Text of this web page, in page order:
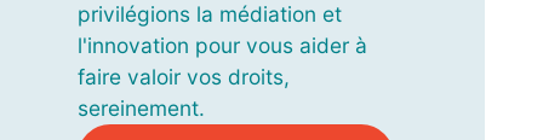
privilégions la médiation et
l'innovation pour vous aider à
faire valoir vos droits,
sereinement.